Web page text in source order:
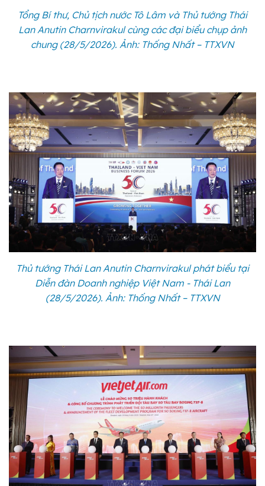
Tổng Bí thư, Chủ tịch nước Tô Lâm và Thủ tướng Thái
Lan Anutin Charnvirakul cùng các đại biểu chụp ảnh
chung (28/5/2026). Ảnh: Thống Nhất – TTXVN
Thủ tướng Thái Lan Anutin Charnvirakul phát biểu tại
Diễn đàn Doanh nghiệp Việt Nam - Thái Lan
(28/5/2026). Ảnh: Thống Nhất – TTXVN